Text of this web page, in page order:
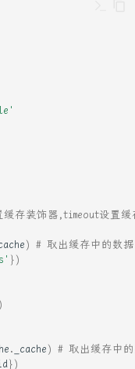
缓存装饰器,timeout设置缓
) # 取出缓存中的数据
})
)
. _cache) # 取出缓存中
})